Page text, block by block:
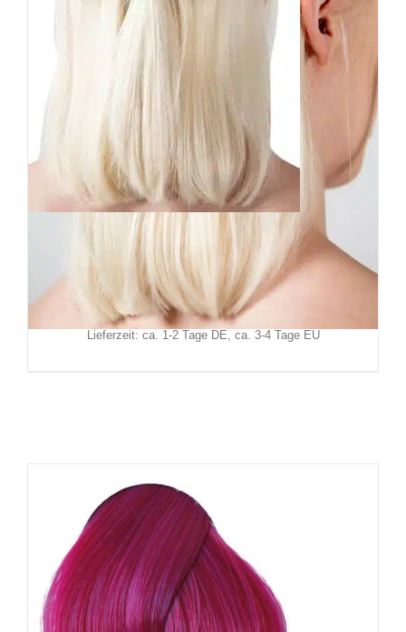
Killstar Haarnadel Goddess
Inkl. MwSt.
zzgl.Versand
Lieferzeit: ca. 1-2 Tage DE, ca. 3-4 Tage EU